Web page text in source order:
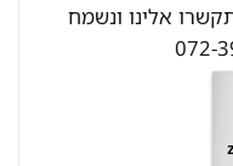
אלינו ונשמח